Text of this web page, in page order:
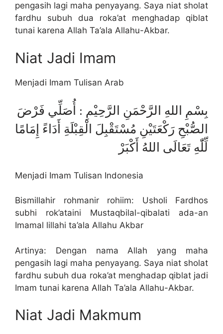
pengasih lagi maha penyayang. Saya niat sholat
fardhu subuh dua roka’at menghadap qiblat
tunai karena Allah Ta’ala Allahu-Akbar.
Niat Jadi Imam
Menjadi Imam Tulisan Arab
بِسْمِ اللهِ الرَّحْمَنِ الرَّحِيْمِ : أُصَلِّي فَرْضَ
الصُّبْحِ رَكْعَتَيْنِ مُسْتَقْبِلَ الْقِبْلَةِ أَدَاءً إِمَامًا
لِّلّٰهِ تَعَالَى اللهُ أَكْبَرْ
Menjadi Imam Tulisan Indonesia
Bismillahir rohmanir rohiim: Usholi Fardhos
subhi rok’ataini Mustaqbilal-qibalati ada-an
Imamal lillahi ta’ala Allahu Akbar
Artinya: Dengan nama Allah yang maha
pengasih lagi maha penyayang. Saya niat sholat
fardhu subuh dua roka’at menghadap qiblat jadi
Imam tunai karena Allah Ta’ala Allahu-Akbar.
Niat Jadi Makmum